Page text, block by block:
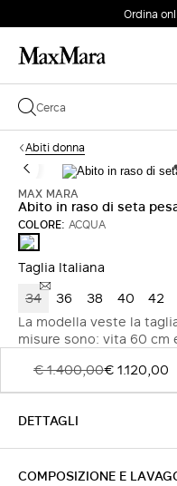
Ordina
Abiti donna
MAX MARA
Abito in raso di seta
COLORE: ACQUA
ACQUA
Taglia Italiana
34 36 38 40 42
La modella veste la
misure sono: vita 60 cm
€ 1.400,00€ 1.120,00
DETTAGLI
COMPOSIZIONE E
PASSWORD *